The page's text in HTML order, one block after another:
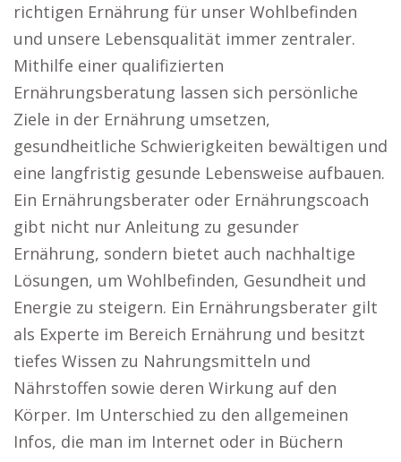
richtigen Ernährung für unser Wohlbefinden
und unsere Lebensqualität immer zentraler.
Mithilfe einer qualifizierten
Ernährungsberatung lassen sich persönliche
Ziele in der Ernährung umsetzen,
gesundheitliche Schwierigkeiten bewältigen und
eine langfristig gesunde Lebensweise aufbauen.
Ein Ernährungsberater oder Ernährungscoach
gibt nicht nur Anleitung zu gesunder
Ernährung, sondern bietet auch nachhaltige
Lösungen, um Wohlbefinden, Gesundheit und
Energie zu steigern. Ein Ernährungsberater gilt
als Experte im Bereich Ernährung und besitzt
tiefes Wissen zu Nahrungsmitteln und
Nährstoffen sowie deren Wirkung auf den
Körper. Im Unterschied zu den allgemeinen
Infos, die man im Internet oder in Büchern